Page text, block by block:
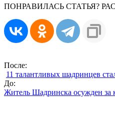
ПОНРАВИЛАСЬ СТАТЬЯ?
После:
11 талантливых шадринцев
До:
Житель Шадринска осужден за